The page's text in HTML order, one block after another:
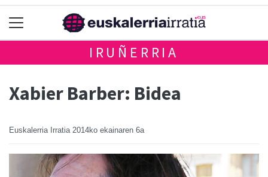
IRUÑERRIA
Xabier Barber: Bidea
Euskalerria Irratia 2014ko ekainaren 6a